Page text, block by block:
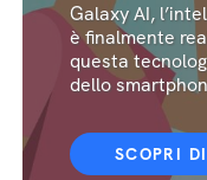
Galaxy AI,
è finalmente
questa
dello
SCOPRI